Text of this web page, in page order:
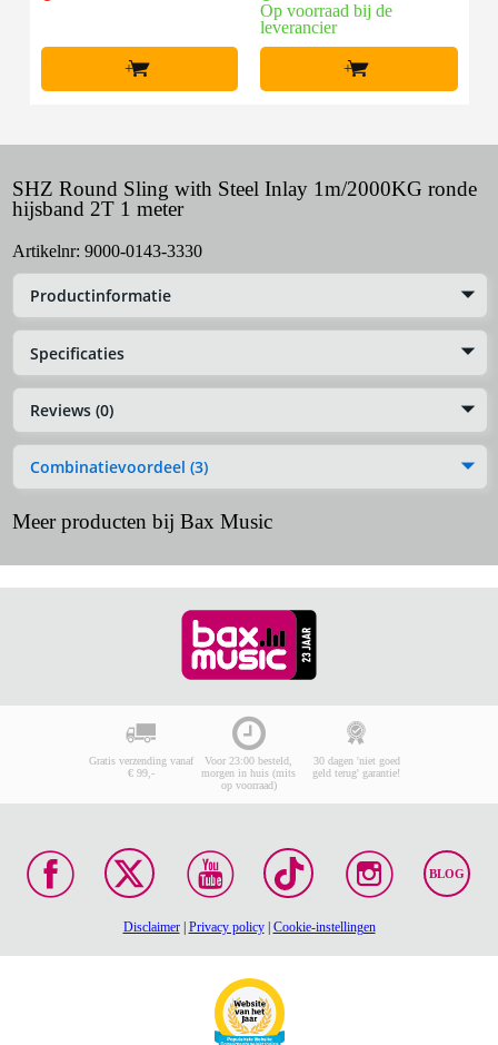
+
Op voorraad bij de
leverancier
+
SHZ Round Sling with Steel Inlay 1m/2000KG ronde
hijsband 2T 1 meter
Artikelnr: 9000-0143-3330
Productinformatie
Specificaties
Reviews (0)
Combinatievoordeel (3)
Meer producten bij Bax Music
Gratis verzending vanaf
€ 99,-
Voor 23:00 besteld,
morgen in huis (mits
op voorraad)
30 dagen 'niet goed
geld terug' garantie!
BLOG
Disclaimer| Privacy policy| Cookie-instellingen